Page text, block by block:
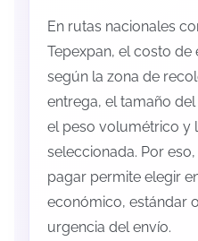
En rutas nacionales
Tepexpan, el costo
según la zona de
entrega, el tamaño
el peso volumétrico y
seleccionada. Por
pagar permite elegir
económico, estándar
urgencia del envío.